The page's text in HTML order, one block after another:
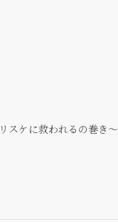
リスケに救われるの巻き～